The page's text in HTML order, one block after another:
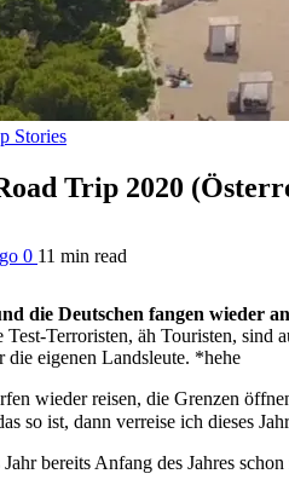
Stories
Trip 2020
0 11 min read
die Deutschen fangen wieder
Terroristen, äh Touristen,
die eigenen Landsleute. *hehe
wieder reisen, die Grenzen
so ist, dann verreise ich dieses
bereits Anfang des Jahres